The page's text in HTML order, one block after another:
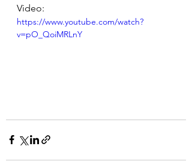
Video:
https://www.youtube.com/watch?
v=pO_QoiMRLnY